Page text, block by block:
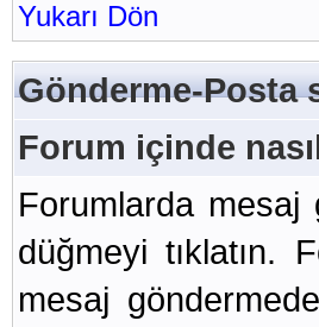
Yukarı Dön
Gönderme-Posta
Forum içinde
Forumlarda mesaj
düğmeyi tıklatın.
mesaj